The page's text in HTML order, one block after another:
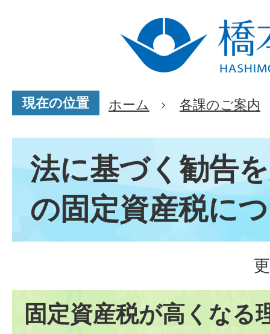
現在の位置 ホーム 各課のご案内
法に基づく勧告
の固定資産税に
固定資産税が高くなる